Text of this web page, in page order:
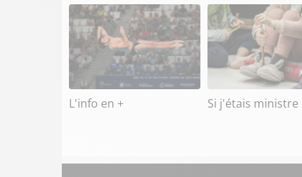
L'info en + Si j'étais ministre